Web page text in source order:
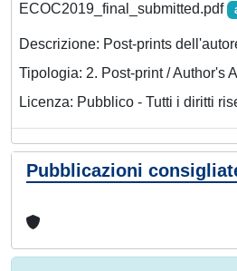
ECOC2019_final_submitted.pdf
Descrizione: Post-prints
Tipologia: 2. Post-print / Author's
Licenza: Pubblico - Tutti i diritti
Pubblicazioni